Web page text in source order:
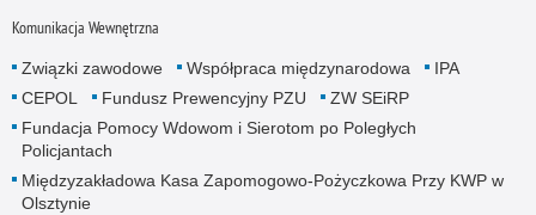
Komunikacja Wewnętrzna
Związki zawodowe Współpraca międzynarodowa
IPA
CEPOL
Fundusz Prewencyjny PZU
ZW SEiRP
Fundacja Pomocy Wdowom i Sierotom po Poległych
Policjantach
Międzyzakładowa Kasa Zapomogowo-Pożyczkowa Przy KWP w
Olsztynie